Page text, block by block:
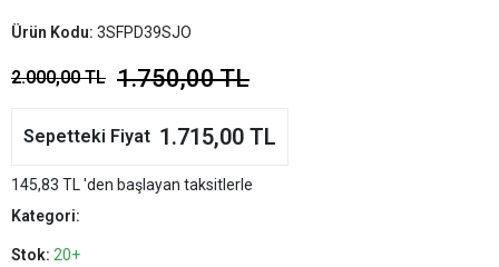
Ürün Kodu: 3SFPD39SJO
2.000,00 TL 1.750,00 TL
Sepetteki Fiyat 1.715,00 TL
145,83 TL 'den başlayan taksitlerle
Kategori:
Stok: 20+